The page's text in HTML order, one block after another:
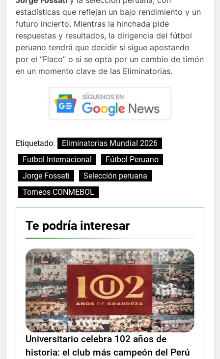
estadísticas que reflejan un bajo rendimiento y un
futuro incierto. Mientras la hinchada pide
respuestas y resultados, la dirigencia del fútbol
peruano tendrá que decidir si sigue apostando
por el “Flaco” o si se opta por un cambio de timón
en un momento clave de las Eliminatorias.
Etiquetado:
Eliminatorias Mundial 2026
Futbol Internacional
Fútbol Peruano
Jorge Fossati
Selección peruana
Torneos CONMEBOL
Te podría interesar
Universitario celebra 102 años de
historia: el club más campeón del Perú